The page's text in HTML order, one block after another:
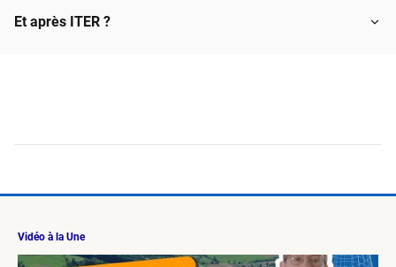
Et après ITER ?
Vidéo à la Une